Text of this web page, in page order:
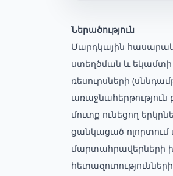
Ներածություն
Մարդկային
ստեղծման և եկամտի
ռեսուրսների
մուտք ունեցող
ցանկացած ոլորտում
մարտահրավերների
հետազոտությունների